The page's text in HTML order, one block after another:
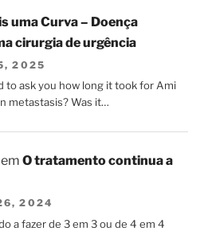
uma Curva – Doença
cirurgia de urgência
2025
to ask you how long it took for Ami
metastasis? Was it…
em O tratamento continua a
2024
a fazer de 3 em 3 ou de 4 em 4